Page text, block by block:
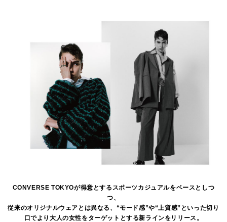
CONVERSE TOKYOが得意とするスポーツカジュアルをベースとしつ
つ、
従来のオリジナルウェアとは異なる、“モード感”や“上質感”といった切り
口でより大人の女性をターゲットとする新ラインをリリース。